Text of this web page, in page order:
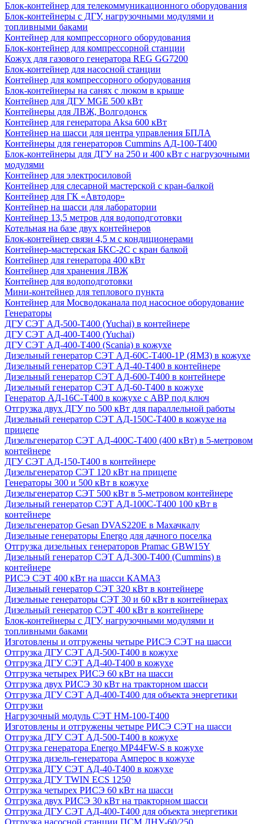
Блок-контейнер для телекоммуникационного оборудования
Блок-контейнеры с ДГУ, нагрузочными модулями и
топливными баками
Контейнер для компрессорного оборудования
Блок-контейнер для компрессорной станции
Кожух для газового генератора REG GG7200
Блок-контейнер для насосной станции
Контейнер для компрессорного оборудования
Блок-контейнеры на санях с люком в крыше
Контейнер для ДГУ MGE 500 кВт
Контейнеры для ЛВЖ, Волгодонск
Контейнер для генератора Aksa 600 кВт
Контейнер на шасси для центра управления БПЛА
Контейнеры для генераторов Cummins АД-100-Т400
Блок-контейнеры для ДГУ на 250 и 400 кВт с нагрузочными
модулями
Контейнер для электросиловой
Контейнер для слесарной мастерской с кран-балкой
Контейнер для ГК «Автодор»
Контейнер на шасси для лаборатории
Контейнер 13,5 метров для водоподготовки
Котельная на базе двух контейнеров
Блок-контейнер связи 4,5 м с кондиционерами
Контейнер-мастерская БКС-2С с кран балкой
Контейнер для генератора 400 кВт
Контейнер для хранения ЛВЖ
Контейнер для водоподготовки
Мини-контейнер для теплового пункта
Контейнер для Мосводоканала под насосное оборудование
Генераторы
ДГУ СЭТ АД-500-Т400 (Yuchai) в контейнере
ДГУ СЭТ АД-400-Т400 (Yuchai)
ДГУ СЭТ АД-400-Т400 (Scania) в кожухе
Дизельный генератор СЭТ АД-60С-Т400-1Р (ЯМЗ) в кожухе
Дизельный генератор СЭТ АД-40-Т400 в контейнере
Дизельный генератор СЭТ АД-600-Т400 в контейнере
Дизельный генератор СЭТ АД-60-Т400 в кожухе
Генератор АД-16С-Т400 в кожухе с АВР под ключ
Отгрузка двух ДГУ по 500 кВт для параллельной работы
Дизельный генератор СЭТ АД-150С-Т400 в кожухе на
прицепе
Дизельгенератор СЭТ АД-400С-Т400 (400 кВт) в 5-метровом
контейнере
ДГУ СЭТ АД-150-Т400 в контейнере
Дизельгенератор СЭТ 120 кВт на прицепе
Генераторы 300 и 500 кВт в кожухе
Дизельгенератор СЭТ 500 кВт в 5-метровом контейнере
Дизельный генератор СЭТ АД-100С-Т400 100 кВт в
контейнере
Дизельгенератор Gesan DVAS220E в Махачкалу
Дизельные генераторы Energo для дачного поселка
Отгрузка дизельных генераторов Pramac GВW15Y
Дизельный генератор СЭТ АД-300-Т400 (Cummins) в
контейнере
РИСЭ СЭТ 400 кВт на шасси КАМАЗ
Дизельный генератор СЭТ 320 кВт в контейнере
Дизельные генераторы СЭТ 30 и 60 кВт в контейнерах
Дизельный генератор СЭТ 400 кВт в контейнере
Блок-контейнеры с ДГУ, нагрузочными модулями и
топливными баками
Изготовлены и отгружены четыре РИСЭ СЭТ на шасси
Отгрузка ДГУ СЭТ АД-500-Т400 в кожухе
Отгрузка ДГУ СЭТ АД-40-Т400 в кожухе
Отгрузка четырех РИСЭ 60 кВт на шасси
Отгрузка двух РИСЭ 30 кВт на тракторном шасси
Отгрузка ДГУ СЭТ АД-400-Т400 для объекта энергетики
Отгрузки
Нагрузочный модуль СЭТ НМ-100-Т400
Изготовлены и отгружены четыре РИСЭ СЭТ на шасси
Отгрузка ДГУ СЭТ АД-500-Т400 в кожухе
Отгрузка генератора Energo MP44FW-S в кожухе
Отгрузка дизель-генератора Амперос в кожухе
Отгрузка ДГУ СЭТ АД-40-Т400 в кожухе
Отгрузка ДГУ TWIN ECS 1250
Отгрузка четырех РИСЭ 60 кВт на шасси
Отгрузка двух РИСЭ 30 кВт на тракторном шасси
Отгрузка ДГУ СЭТ АД-400-Т400 для объекта энергетики
Отгрузка насосной станции ПСМ ДНУ-60/250